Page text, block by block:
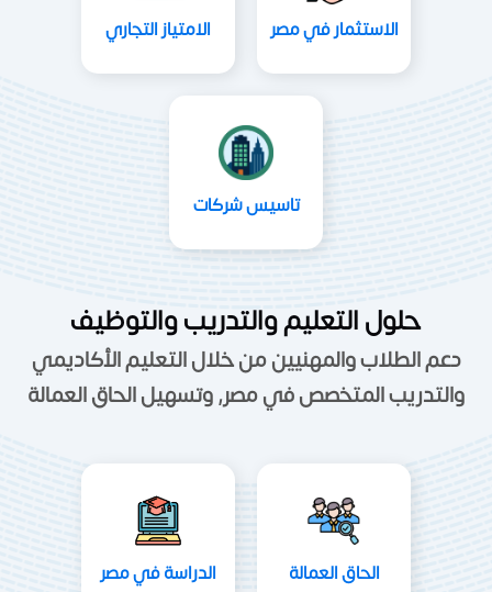
الاستثمار في مصر الامتياز التجاري
تاسيس شركات
حلول التعليم والتدريب والتوظيف
دعم الطلاب والمهنيين من خلال التعليم الأكاديمي
والتدريب المتخصص في مصر, وتسهيل الحاق العمالة
الحاق العمالة الدراسة في مصر